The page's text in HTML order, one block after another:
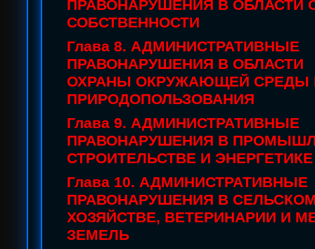
ПРАВОНАРУШЕНИЯ В ОБЛАСТИ
СОБСТВЕННОСТИ
Глава 8. АДМИНИСТРАТИВНЫЕ
ПРАВОНАРУШЕНИЯ В ОБЛАСТИ
ОХРАНЫ ОКРУЖАЮЩЕЙ СРЕДЫ
ПРИРОДОПОЛЬЗОВАНИЯ
Глава 9. АДМИНИСТРАТИВНЫЕ
ПРАВОНАРУШЕНИЯ В
СТРОИТЕЛЬСТВЕ И ЭНЕРГЕТИКЕ
Глава 10. АДМИНИСТРАТИВНЫЕ
ПРАВОНАРУШЕНИЯ В
ХОЗЯЙСТВЕ, ВЕТЕРИНАРИИ И
ЗЕМЕЛЬ